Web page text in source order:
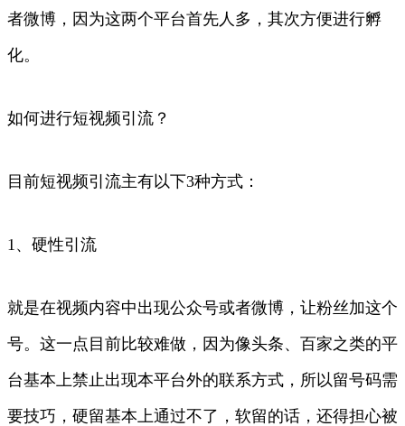
者微博，因为这两个平台首先人多，其次方便进行孵
化。
如何进行短视频引流？
目前短视频引流主有以下3种方式：
1、硬性引流
就是在视频内容中出现公众号或者微博，让粉丝加这个
号。这一点目前比较难做，因为像头条、百家之类的平
台基本上禁止出现本平台外的联系方式，所以留号码需
要技巧，硬留基本上通过不了，软留的话，还得担心被